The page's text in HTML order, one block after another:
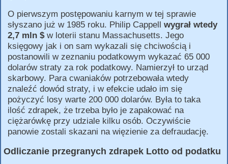
O pierwszym postępowaniu karnym w tej sprawie
słyszano już w 1985 roku. Philip Cappell wygrał wtedy
2,7 mln $w loterii stanu Massachusetts. Jego
księgowy jak i on sam wykazali się chciwością i
postanowili w zeznaniu podatkowym wykazać 65 000
dolarów straty za rok podatkowy. Namierzył to urząd
skarbowy. Para cwaniaków potrzebowała wtedy
znaleźć dowód straty, i w efekcie udało im się
pożyczyć losy warte 200 000 dolarów. Była to taka
ilość zdrapek, że trzeba było je zapakować na
ciężarówkę przy udziale kilku osób. Oczywiście
panowie zostali skazani na więzienie za defraudację.
Odliczanie przegranych zdrapek Lotto od podatku